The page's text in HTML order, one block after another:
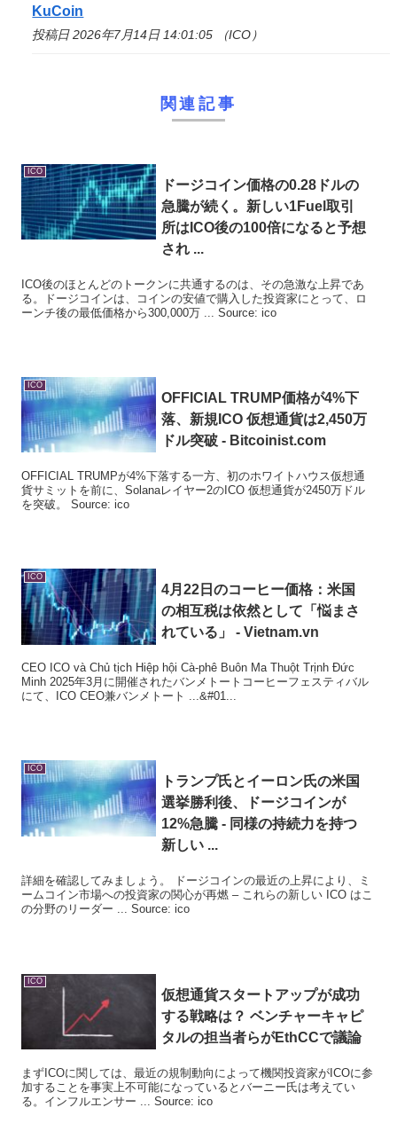
KuCoin
投稿日 2026年7月14日 14:01:05 （ICO）
関連記事
ICO
ドージコイン価格の0.28ドルの
急騰が続く。新しい1Fuel取引
所は ICO後の100倍になると予想
され ...
ICO後のほとんどのトークンに共通するのは、その急激な上昇であ
る。ドージコインは、コインの安値で購入した投資家にとって、ロ
ーンチ後の最低価格から300,000万 ... Source: ico
ICO
OFFICIAL TRUMP価格が4%下
落、新規 ICO 仮想通貨は2,450万
ドル突破 - Bitcoinist.com
OFFICIAL TRUMPが4%下落する一方、初のホワイトハウス仮想通
貨サミットを前に、Solanaレイヤー2のICO 仮想通貨が2450万ドル
を突破。 Source: ico
ICO
4月22日のコーヒー価格：米国
の相互税は依然として「悩まさ
れている」 - Vietnam.vn
CEO ICO và Chủ tịch Hiệp hội Cà-phê Buôn Ma Thuột Trịnh Đức
Minh 2025年3月に開催されたバンメトートコーヒーフェスティバル
にて、ICO CEO兼バンメトート ...&#01...
ICO
トランプ氏とイーロン氏の米国
選挙勝利後、ドージコインが
12%急騰 - 同様の持続力を持つ
新しい ...
詳細を確認してみましょう。 ドージコインの最近の上昇により、ミ
ームコイン市場への投資家の関心が再燃 – これらの新しい ICO はこ
の分野のリーダー ... Source: ico
ICO
仮想通貨スタートアップが成功
する戦略は？ ベンチャーキャピ
タルの担当者らがEthCCで議論
まずICOに関しては、最近の規制動向によって機関投資家がICOに参
加することを事実上不可能になっているとバーニー氏は考えてい
る。インフルエンサー ... Source: ico